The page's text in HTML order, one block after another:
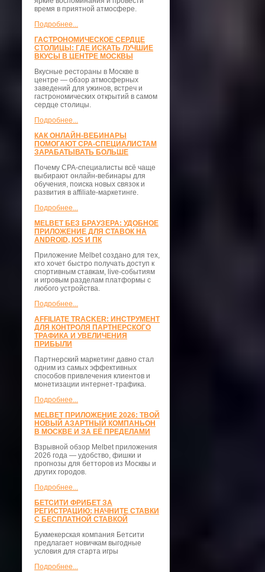
время в приятной атмосфере.
Подробнее...
ГАСТРОНОМИЧЕСКОЕ СЕРДЦЕ
СТОЛИЦЫ: ГДЕ ИСКАТЬ ЛУЧШИЕ
ВКУСЫ В ЦЕНТРЕ МОСКВЫ
Вкусные рестораны в Москве в
центре — обзор атмосферных
заведений для ужинов, встреч и
гастрономических открытий в самом
сердце столицы.
Подробнее...
КАК ОНЛАЙН-ВЕБИНАРЫ
ПОМОГАЮТ CPA-СПЕЦИАЛИСТАМ
ЗАРАБАТЫВАТЬ БОЛЬШЕ
Почему CPA-специалисты всё чаще
выбирают онлайн-вебинары для
обучения, поиска новых связок и
развития в affiliate-маркетинге.
Подробнее...
MELBET БЕЗ БРАУЗЕРА: УДОБНОЕ
ПРИЛОЖЕНИЕ ДЛЯ СТАВОК НА
ANDROID, IOS И ПК
Приложение Melbet создано для тех,
кто хочет быстро получать доступ к
спортивным ставкам, live-событиям
и игровым разделам платформы с
любого устройства.
Подробнее...
AFFILIATE TRACKER: ИНСТРУМЕНТ
ДЛЯ КОНТРОЛЯ ПАРТНЕРСКОГО
ТРАФИКА И УВЕЛИЧЕНИЯ
ПРИБЫЛИ
Партнерский маркетинг давно стал
одним из самых эффективных
способов привлечения клиентов и
монетизации интернет-трафика.
Подробнее...
MELBET ПРИЛОЖЕНИЕ 2026: ТВОЙ
НОВЫЙ АЗАРТНЫЙ КОМПАНЬОН
В МОСКВЕ И ЗА ЕЁ ПРЕДЕЛАМИ
Взрывной обзор Melbet приложения
2026 года — удобство, фишки и
прогнозы для бетторов из Москвы и
других городов.
Подробнее...
БЕТСИТИ ФРИБЕТ ЗА
РЕГИСТРАЦИЮ: НАЧНИТЕ СТАВКИ
С БЕСПЛАТНОЙ СТАВКОЙ
Букмекерская компания Бетсити
предлагает новичкам выгодные
условия для старта игры
Подробнее...